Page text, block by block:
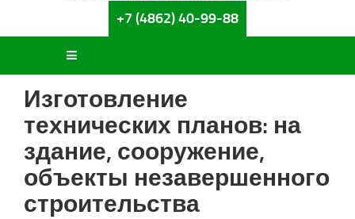
+7 (4862) 40-99-88
Изготовление
технических планов: на
здание, сооружение,
объекты незавершенного
строительства